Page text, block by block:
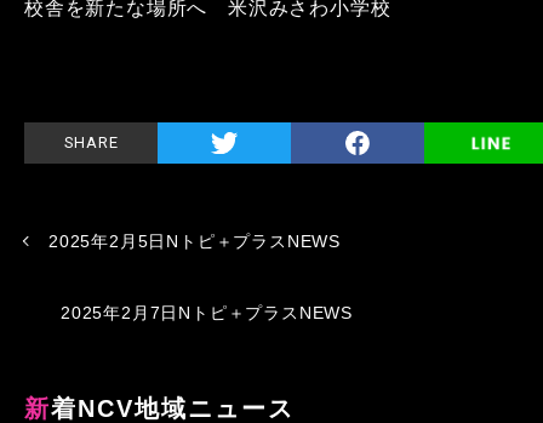
校舎を新たな場所へ 米沢みさわ小学校
SHARE
2025年2月5日Nトピ＋プラスNEWS
2025年2月7日Nトピ＋プラスNEWS
新着NCV地域ニュース